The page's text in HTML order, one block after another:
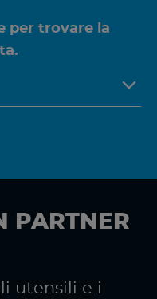
per trovare la
PARTNER
utensili e i